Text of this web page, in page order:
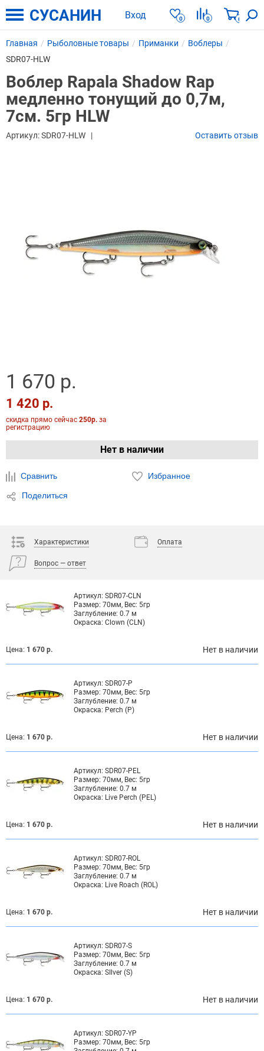
Вход 0 0 0
СУСАНИН
Главная Рыболовные товары Приманки
Воблеры
SDR07-HLW
Воблер Rapala Shadow Rap
медленно тонущий до 0,7м,
7см. 5гр HLW
Артикул:SDR07-HLW Оставить отзыв
1 670 р.
1 420 р.
скидка прямо сейчас 250р. за
регистрацию
Нет в наличии
Сравнить Избранное
Поделиться
Характеристики Оплата
Вопрос — ответ
Артикул: SDR07-CLN
Размер: 70мм, Вес: 5гр
Заглубление: 0.7 м
Окраска: Clown (CLN)
Цена: 1 670 р. Нет в наличии
Артикул: SDR07-P
Размер: 70мм, Вес: 5гр
Заглубление: 0.7 м
Окраска: Perch (P)
Цена: 1 670 р. Нет в наличии
Артикул: SDR07-PEL
Размер: 70мм, Вес: 5гр
Заглубление: 0.7 м
Окраска: Live Perch (PEL)
Цена: 1 670 р. Нет в наличии
Артикул: SDR07-ROL
Размер: 70мм, Вес: 5гр
Заглубление: 0.7 м
Окраска: Live Roach (ROL)
Цена: 1 670 р. Нет в наличии
Артикул: SDR07-S
Размер: 70мм, Вес: 5гр
Заглубление: 0.7 м
Окраска: SIlver (S)
Цена: 1 670 р. Нет в наличии
Артикул: SDR07-YP
Размер: 70мм, Вес: 5гр